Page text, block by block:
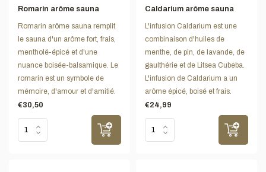
Romarin arôme sauna
Romarin arôme sauna remplit
le sauna d'un arôme fort, frais,
mentholé-épicé et d'une
nuance boisée-balsamique. Le
romarin est un symbole de
mémoire, d'amour et d'amitié.
€30,50
Caldarium arôme sauna
L'infusion Caldarium est une
combinaison d'huiles de
menthe, de pin, de lavande, de
gaulthérie et de Litsea Cubeba.
L'infusion de Caldarium a un
arôme épicé, boisé et frais.
€24,99